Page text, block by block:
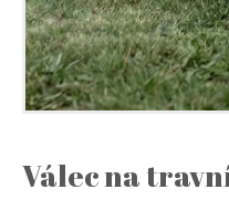
Válec na